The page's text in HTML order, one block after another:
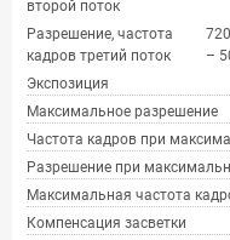
второй поток
Разрешение, частота
кадров третий поток
–
Экспозиция
Максимальное разрешение
Частота кадров при
Разрешение при
Максимальная частота
Компенсация засветки